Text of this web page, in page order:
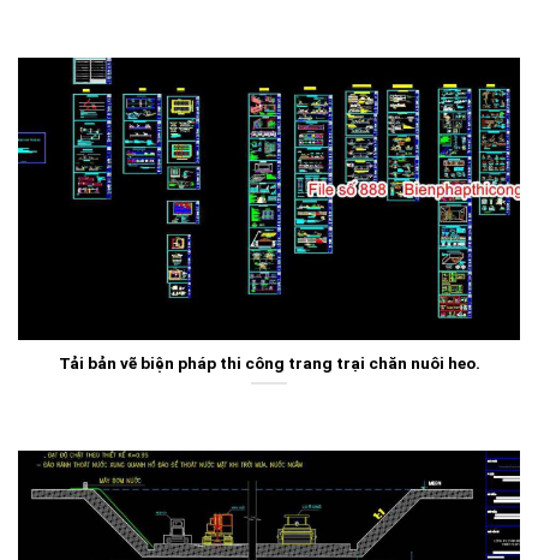
Tải bản vẽ biện pháp thi công trang trại chăn nuôi heo.